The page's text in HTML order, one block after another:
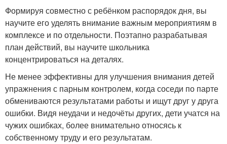
Формируя совместно с ребёнком распорядок дня, вы
научите его уделять внимание важным мероприятиям в
комплексе и по отдельности. Поэтапно разрабатывая
план действий, вы научите школьника
концентрироваться на деталях.
Не менее эффективны для улучшения внимания детей
упражнения с парным контролем, когда соседи по парте
обмениваются результатами работы и ищут друг у друга
ошибки. Видя неудачи и недочёты других, дети учатся на
чужих ошибках, более внимательно относясь к
собственному труду и его результатам.